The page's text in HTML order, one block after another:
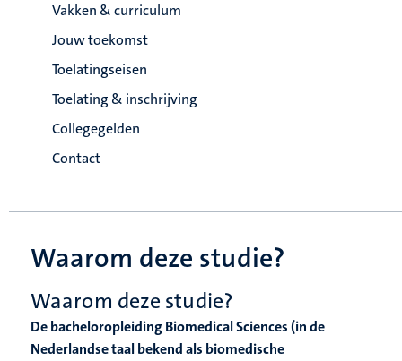
Vakken & curriculum
Jouw toekomst
Toelatingseisen
Toelating & inschrijving
Collegegelden
Contact
Waarom deze studie?
Waarom deze studie?
De bacheloropleiding Biomedical Sciences (in de
Nederlandse taal bekend als biomedische